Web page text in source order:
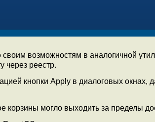
возможностям в аналогичной
через реестр.
кнопки Apply в диалоговых окнах,
могло выходить за пределы